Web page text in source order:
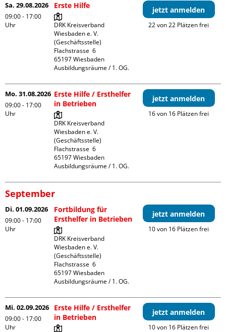
Sa. 29.08.2026
09:00 - 17:00
Uhr
Erste Hilfe
DRK Kreisverband
Wiesbaden e. V.
(Geschäftsstelle)
Flachstrasse  6
65197 Wiesbaden
Ausbildungsräume / 1. OG.
jetzt anmelden
22 von 22 Plätzen frei
Mo. 31.08.2026
09:00 - 17:00
Uhr
Erste Hilfe / Ersthelfer
in Betrieben
DRK Kreisverband
Wiesbaden e. V.
(Geschäftsstelle)
Flachstrasse  6
65197 Wiesbaden
Ausbildungsräume / 1. OG.
jetzt anmelden
16 von 16 Plätzen frei
September
Di. 01.09.2026
09:00 - 17:00
Uhr
Fortbildung für
Ersthelfer in Betrieben
DRK Kreisverband
Wiesbaden e. V.
(Geschäftsstelle)
Flachstrasse  6
65197 Wiesbaden
Ausbildungsräume / 1. OG.
jetzt anmelden
10 von 16 Plätzen frei
Mi. 02.09.2026
09:00 - 17:00
Uhr
Erste Hilfe / Ersthelfer
in Betrieben
jetzt anmelden
10 von 16 Plätzen frei